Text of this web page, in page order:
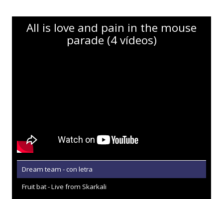
All is love and pain in the mouse
parade (4 vídeos)
Dream team - con letra
Fruit bat - Live from Skarkali